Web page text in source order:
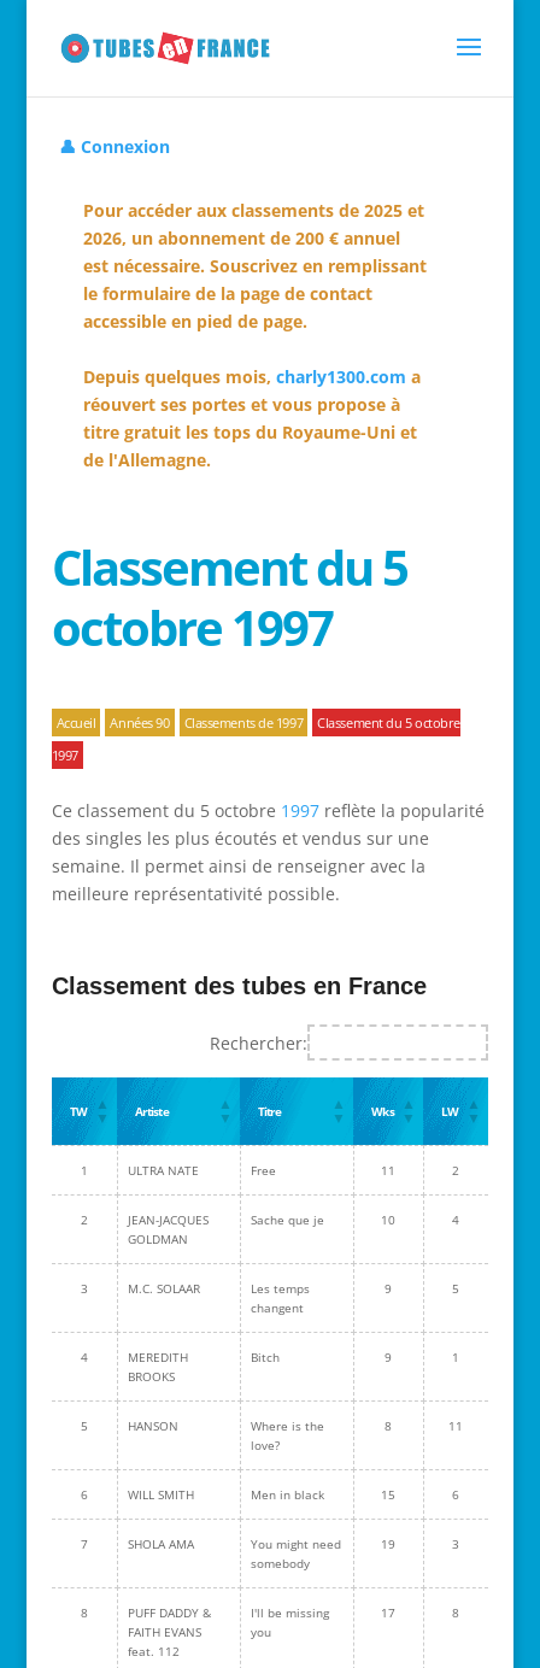
👤 Connexion
Pour accéder aux classements de 2025 et
2026, un abonnement de 200 € annuel
est nécessaire. Souscrivez en remplissant
le formulaire de la page de contact
accessible en pied de page.
Depuis quelques mois, charly1300.com a
réouvert ses portes et vous propose à
titre gratuit les tops du Royaume-Uni et
de l'Allemagne.
Classement du 5
octobre 1997
Accueil Années 90 Classements de 1997
Classement du 5 octobre
1997
Ce classement du 5 octobre 1997reflète la popularité
des singles les plus écoutés et vendus sur une
semaine. Il permet ainsi de renseigner avec la
meilleure représentativité possible.
Classement des tubes en France
Rechercher:
TW Artiste Titre Wks LW
1 ULTRA NATE Free 11 2
2
JEAN-JACQUES
GOLDMAN
Sache que je 10 4
3 M.C. SOLAAR
Les temps
changent
9 5
4
MEREDITH
BROOKS
Bitch 9 1
5 HANSON
Where is the
love?
8 11
6 WILL SMITH Men in black 15 6
7 SHOLA AMA
You might need
somebody
19 3
8
PUFF DADDY &
FAITH EVANS
feat. 112
I'll be missing
you
17 8